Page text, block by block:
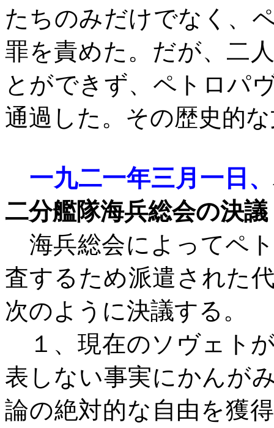
たちのみだけでなく、
罪を責めた。だが、二
とができず、ペトロパ
通過した。その歴史的
一九二一年三月一日、
二分艦隊海兵総会の決議
海兵総会によってペ
査するため派遣された
次のように決議する。
１、現在のソヴェト
表しない事実にかんが
論の絶対的な自由を獲